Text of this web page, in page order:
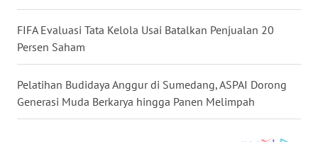
FIFA Evaluasi Tata Kelola Usai Batalkan Penjualan 20
Persen Saham
Pelatihan Budidaya Anggur di Sumedang, ASPAI Dorong
Generasi Muda Berkarya hingga Panen Melimpah
LABUHANBATU
TAPANULI
TENGAH